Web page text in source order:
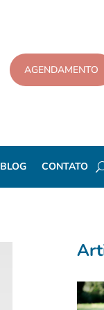
AGENDAMENTO
BLOG CONTATO